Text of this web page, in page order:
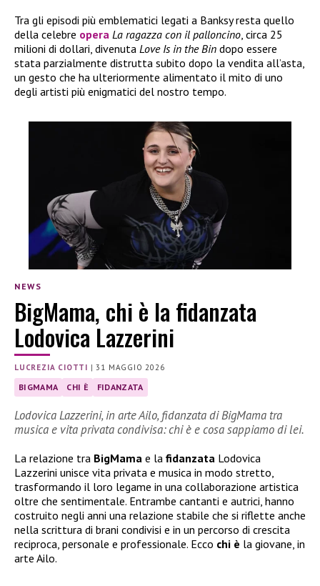
Tra gli episodi più emblematici legati a Banksy resta quello
della celebre opera La ragazza con il palloncino, circa 25
milioni di dollari, divenuta Love Is in the Bin dopo essere
stata parzialmente distrutta subito dopo la vendita all’asta,
un gesto che ha ulteriormente alimentato il mito di uno
degli artisti più enigmatici del nostro tempo.
NEWS
BigMama, chi è la fidanzata
Lodovica Lazzerini
LUCREZIA CIOTTI |31 MAGGIO 2026
BIGMAMA CHI È FIDANZATA
Lodovica Lazzerini, in arte Ailo, fidanzata di BigMama tra
musica e vita privata condivisa: chi è e cosa sappiamo di lei.
La relazione tra BigMama e la fidanzata Lodovica
Lazzerini unisce vita privata e musica in modo stretto,
trasformando il loro legame in una collaborazione artistica
oltre che sentimentale. Entrambe cantanti e autrici, hanno
costruito negli anni una relazione stabile che si riflette anche
nella scrittura di brani condivisi e in un percorso di crescita
reciproca, personale e professionale. Ecco chi è la giovane, in
arte Ailo.